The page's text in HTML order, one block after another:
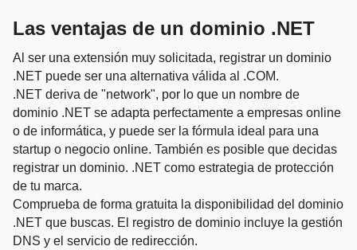
Las ventajas de un dominio .NET
Al ser una extensión muy solicitada, registrar un dominio
.NET puede ser una alternativa válida al .COM.
.NET deriva de "network", por lo que un nombre de
dominio .NET se adapta perfectamente a empresas online
o de informática, y puede ser la fórmula ideal para una
startup o negocio online. También es posible que decidas
registrar un dominio. .NET como estrategia de protección
de tu marca.
Comprueba de forma gratuita la disponibilidad del dominio
.NET que buscas. El registro de dominio incluye la gestión
DNS y el servicio de redirección.